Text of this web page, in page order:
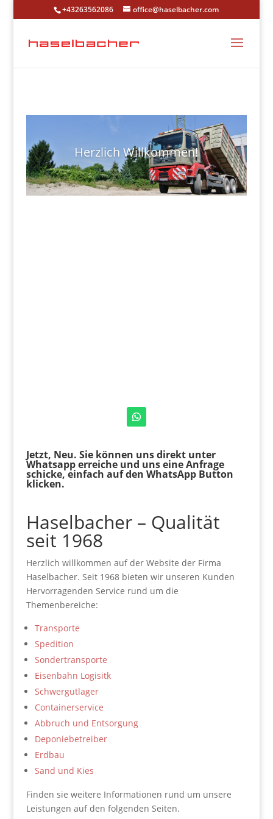
+43263562086 office@haselbacher.com
Herzlich Willkommen!
Jetzt, Neu. Sie können uns direkt unter
Whatsapp erreiche und uns eine Anfrage
schicke, einfach auf den WhatsApp Button
klicken.
Haselbacher – Qualität
seit 1968
Herzlich willkommen auf der Website der Firma
Haselbacher. Seit 1968 bieten wir unseren Kunden
Hervorragenden Service rund um die
Themenbereiche:
Transporte
Spedition
Sondertransporte
Eisenbahn Logisitk
Schwergutlager
Containerservice
Abbruch und Entsorgung
Deponiebetreiber
Erdbau
Sand und Kies
Finden sie weitere Informationen rund um unsere
Leistungen auf den folgenden Seiten.